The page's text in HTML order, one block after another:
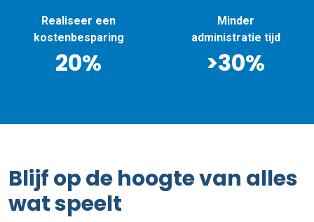
Minder
administratie tijd
>30%
Altijd goed
geïmplementeerd
100%
Blijf op de hoogte van alles
wat speelt